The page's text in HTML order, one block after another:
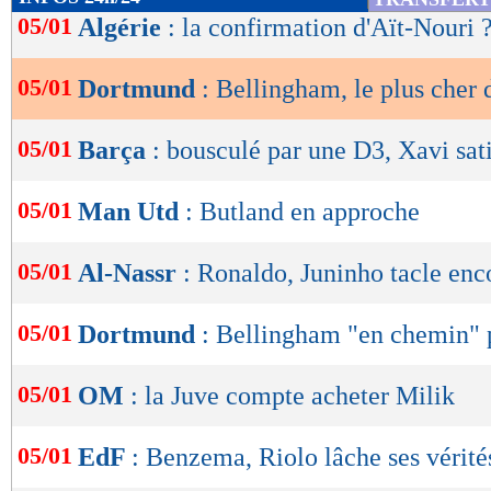
5. Erling Håland (Manchester City) : 174,9
6. Pedri (FC Barcelone) : 170,2 M€
7. Gavi (FC Barcelone) : 147,6 M€
Lu 19.696 fois- Damien Da
de
lecture
OK
05/01 Algérie : la confirmation d'Aït-Nouri
05/01 Dortmund : Bellingham, le plus cher
05/01 Barça : bousculé par une D3, Xavi
05/01 Man Utd : Butland en approche
05/01 Al-Nassr : Ronaldo, Juninho tacle
05/01 Dortmund : Bellingham "en chemin"
05/01 OM : la Juve compte acheter Milik
05/01 EdF : Benzema, Riolo lâche ses